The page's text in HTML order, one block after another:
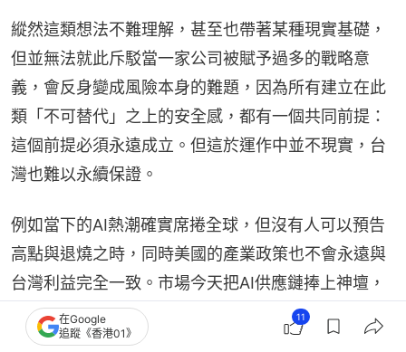
縱然這類想法不難理解，甚至也帶著某種現實基礎，
但並無法就此斥駁當一家公司被賦予過多的戰略意
義，會反身變成風險本身的難題，因為所有建立在此
類「不可替代」之上的安全感，都有一個共同前提：
這個前提必須永遠成立。但這於運作中並不現實，台
灣也難以永續保證。
例如當下的AI熱潮確實席捲全球，但沒有人可以預告
高點與退燒之時，同時美國的產業政策也不會永遠與
台灣利益完全一致。市場今天把AI供應鏈捧上神壇，
站在風口上的台灣順勢起飛，但風起風落的故事，過
去已經聽聞太多。若再加上地緣政治風險升高，供應
在Google
追蹤《香港01》
11